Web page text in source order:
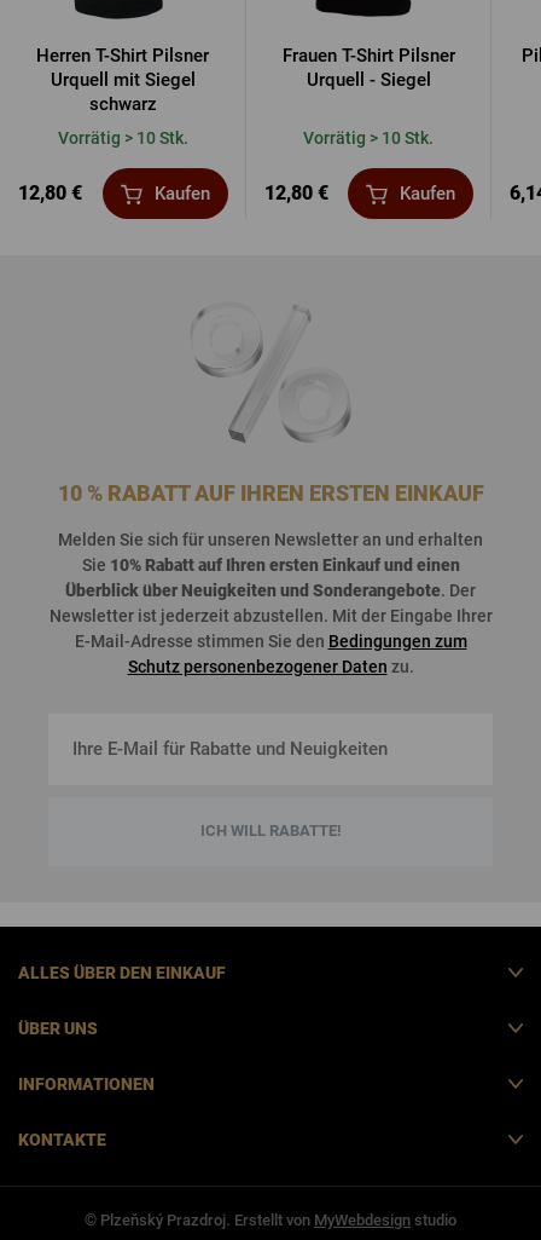
Herren T-Shirt Pilsner
Urquell mit Siegel
schwarz
Vorrätig > 10 Stk.
12,80 € Kaufen
Frauen T-Shirt Pilsner
Urquell - Siegel
Vorrätig > 10 Stk.
12,80 € Kaufen
10 % RABATT AUF IHREN ERSTEN EINKAUF
Melden Sie sich für unseren Newsletter an und erhalten
Sie 10% Rabattauf Ihren ersten Einkaufund einen
Überblicküber Neuigkeiten und Sonderangebote. Der
Newsletter ist jederzeit abzustellen. Mit der Eingabe Ihrer
E-Mail-Adresse stimmen Sie den Bedingungen zum
Schutz personenbezogener Daten zu.
ICH WILL RABATTE!
ALLES ÜBER DEN EINKAUF
ÜBER UNS
INFORMATIONEN
KONTAKTE
© Plzeňský Prazdroj. Erstellt von MyWebdesign studio